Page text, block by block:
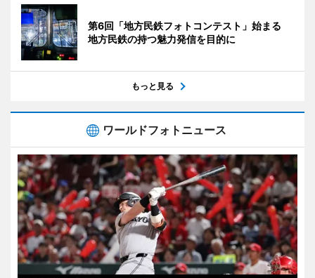
第6回「地方民鉄フォトコンテスト」始まる
地方民鉄の持つ魅力発信を目的に
もっと見る
ワールドフォトニュース